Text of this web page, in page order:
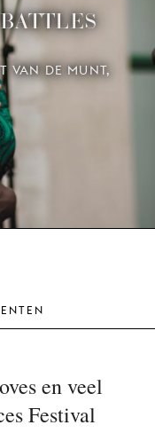
TICKETS &
VAN DE MUNT,
en veel
Festival